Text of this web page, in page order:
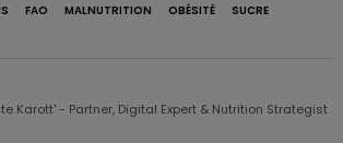
FAO MALNUTRITION OBÉSITÉ SUCRE
Karott' - Partner, Digital Expert & Nutrition Strategist